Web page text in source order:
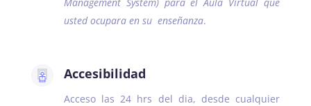
usted ocupara en su enseñanza.
Accesibilidad
Acceso las 24 hrs del dia, desde cualquier